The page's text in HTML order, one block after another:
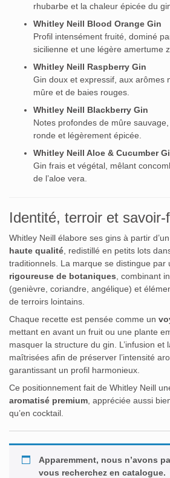
rhubarbe et la chaleur épicée du
Whitley Neill Blood Orange Gin
Profil intensément fruité, dominé
sicilienne et une légère amertume
Whitley Neill Raspberry Gin
Gin doux et expressif, aux arômes
mûre et de baies rouges.
Whitley Neill Blackberry Gin
Notes profondes de mûre
ronde et légèrement épicée.
Whitley Neill Aloe & Cucumber
Gin frais et végétal, mêlant
de l’aloe vera.
Identité, terroir et savoir-
Whitley Neill élabore ses gins à partir d’un
haute qualité , redistillé en petits lots
traditionnels. La marque se distingue par
rigoureuse de botaniques , combinant
(genièvre, coriandre, angélique) et
de terroirs lointains.
Chaque recette est pensée comme un
mettant en avant un fruit ou une plante
masquer la structure du gin. L’infusion et
maîtrisées afin de préserver l’intensité
garantissant un profil harmonieux.
Ce positionnement fait de Whitley Neill
aromatisé premium , appréciée aussi
qu’en cocktail.
Apparemment, nous n’avons
vous recherchez en catalogue.